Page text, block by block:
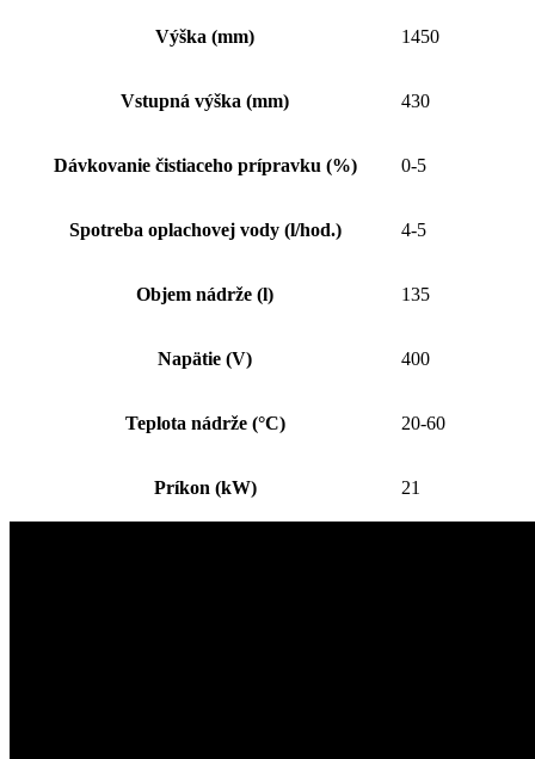
Výška (mm) 1450
Vstupná výška (mm) 430
Dávkovanie čistiaceho prípravku (%) 0-5
Spotreba oplachovej vody (l/hod.) 4-5
Objem nádrže (l) 135
Napätie (V) 400
Teplota nádrže (°C) 20-60
Príkon (kW) 21